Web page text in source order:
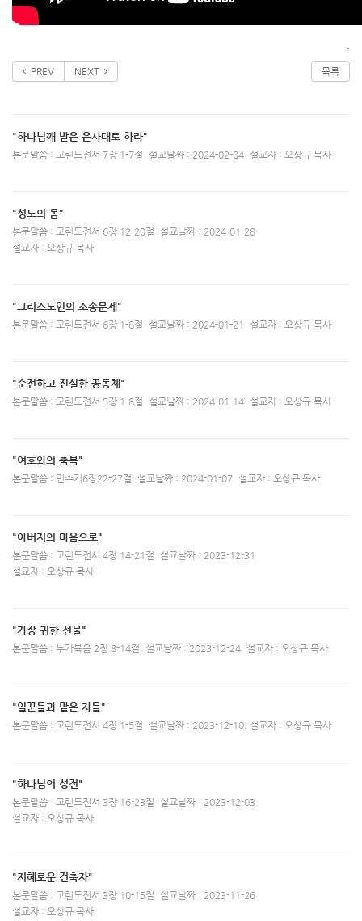
.
PREV NEXT 목록
"하나님깨 받은 은사대로 하라"
본문말씀 : 고린도전서 7장 1-7절 설교날짜 : 2024-02-04 설교자 : 오상규 목사
"성도의 몸"
본문말씀 : 고린도전서 6장 12-20절
설교날짜 : 2024-01-28
설교자 : 오상규 목사
"그리스도인의 소송문제"
본문말씀 : 고린도전서 6장 1-8절 설교날짜 : 2024-01-21 설교자 : 오상규 목사
"순전하고 진실한 공동체"
본문말씀 : 고린도전서 5장 1-8절 설교날짜 : 2024-01-14 설교자 : 오상규 목사
"여호와의 축복"
본문말씀 : 민수기6장22-27절 설교날짜 : 2024-01-07 설교자 : 오상규 목사
"아버지의 마음으로"
본문말씀 : 고린도전서 4장 14-21절
설교날짜 : 2023-12-31
설교자 : 오상규 목사
"가장 귀한 선물"
본문말씀 : 누가복음 2장 8-14절 설교날짜 : 2023-12-24 설교자 : 오상규 목사
"일꾼들과 맡은 자들"
본문말씀 : 고린도전서 4장 1-5절 설교날짜 : 2023-12-10 설교자 : 오상규 목사
"하나님의 성전"
본문말씀 : 고린도전서 3장 16-23절
설교날짜 : 2023-12-03
설교자 : 오상규 목사
"지혜로운 건축자"
본문말씀 : 고린도전서 3장 10-15절
설교날짜 : 2023-11-26
설교자 : 오상규 목사